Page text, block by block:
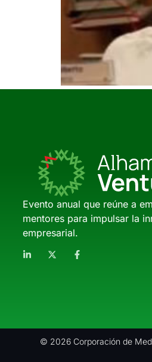
Evento anual que reúne a
mentores para impulsar la
empresarial.
© 2026 Corporación de